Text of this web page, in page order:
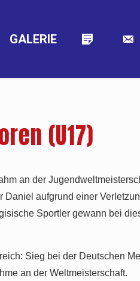
GALERIE
(U17)
an der
Daniel aufgrund einer
Sportler gewann bei
Sieg bei der Deutschen
an der Weltmeisterschaft.